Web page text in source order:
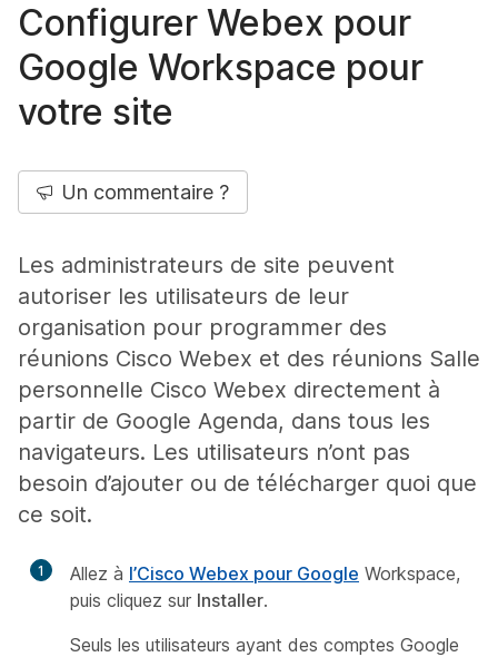
Configurer Webex pour
Google Workspace pour
votre site
Un commentaire ?
Les administrateurs de site peuvent
autoriser les utilisateurs de leur
organisation pour programmer des
réunions Cisco Webex et des réunions Salle
personnelle Cisco Webex directement à
partir de Google Agenda, dans tous les
navigateurs. Les utilisateurs n’ont pas
besoin d’ajouter ou de télécharger quoi que
ce soit.
1 Allez à l’Cisco Webex pour Google Workspace,
puis cliquez sur Installer.
Seuls les utilisateurs ayant des comptes Google